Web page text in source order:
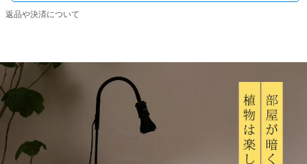
返品や決済について